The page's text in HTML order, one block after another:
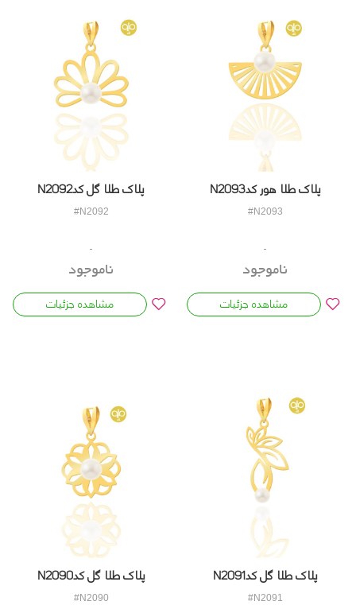
پلاک طلا هور کدN2093
#N2093
ناموجود
مشاهده جزئیات
پلاک طلا گل کدN2092
#N2092
ناموجود
مشاهده جزئیات
پلاک طلا گل کدN2091
#N2091
پلاک طلا گل کدN2090
#N2090